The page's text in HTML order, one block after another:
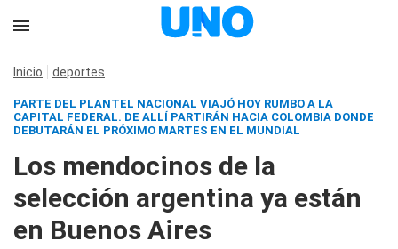
Inicio deportes
PARTE DEL PLANTEL NACIONAL VIAJÓ HOY RUMBO A LA
CAPITAL FEDERAL. DE ALLÍ PARTIRÁN HACIA COLOMBIA DONDE
DEBUTARÁN EL PRÓXIMO MARTES EN EL MUNDIAL
Los mendocinos de la
selección argentina ya están
en Buenos Aires